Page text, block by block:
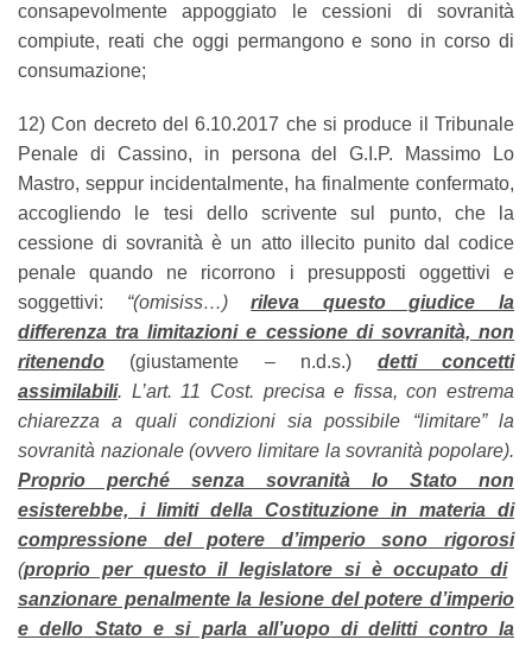
consapevolmente appoggiato le cessioni di sovranità
compiute, reati che oggi permangono e sono in corso di
consumazione;
12) Con decreto del 6.10.2017 che si produce il Tribunale
Penale di Cassino, in persona del G.I.P. Massimo Lo
Mastro, seppur incidentalmente, ha finalmente confermato,
accogliendo le tesi dello scrivente sul punto, che la
cessione di sovranità è un atto illecito punito dal codice
penale quando ne ricorrono i presupposti oggettivi e
soggettivi: “(omisiss…)rileva questo giudice la
differenza tra limitazioni e cessione di sovranità, non
ritenendo (giustamente – n.d.s.) detti concetti
assimilabili. L’art. 11 Cost. precisa e fissa, con estrema
chiarezza a quali condizioni sia possibile “limitare” la
sovranità nazionale (ovvero limitare la sovranità popolare).
Proprio perché senza sovranità lo Stato non
esisterebbe, i limiti della Costituzione in materia di
compressione del potere d’imperio sono rigorosi
(proprio per questo il legislatore si è occupato di
sanzionare penalmente la lesione del potere d’imperio
e dello Stato e si parla all’uopo di delitti contro la